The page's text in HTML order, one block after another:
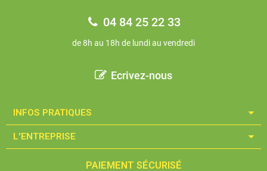
04 84 25 22 33
de 8h au 18h de lundi au vendredi
Ecrivez-nous
INFOS PRATIQUES​
L'ENTREPRISE​
PAIEMENT SÉCURISÉ